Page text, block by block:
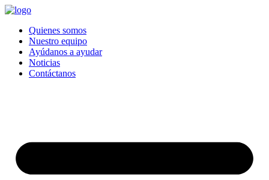
Quienes somos
Nuestro equipo
Ayúdanos a ayudar
Noticias
Contáctanos